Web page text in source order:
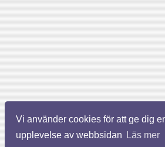
Vi använder cookies för att ge dig
upplevelse av webbsidan
Läs mer